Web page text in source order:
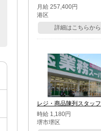
月給 257,400円
港区
詳細はこちらから
レジ・商品陳列スタッフ
時給 1,180円
堺市堺区